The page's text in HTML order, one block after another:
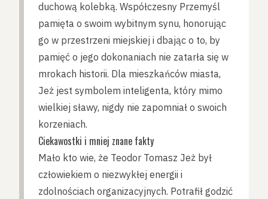
duchową kolebką. Współczesny Przemyśl
pamięta o swoim wybitnym synu, honorując
go w przestrzeni miejskiej i dbając o to, by
pamięć o jego dokonaniach nie zatarła się w
mrokach historii. Dla mieszkańców miasta,
Jeż jest symbolem inteligenta, który mimo
wielkiej sławy, nigdy nie zapomniał o swoich
korzeniach.
Ciekawostki i mniej znane fakty
Mało kto wie, że Teodor Tomasz Jeż był
człowiekiem o niezwykłej energii i
zdolnościach organizacyjnych. Potrafił godzić